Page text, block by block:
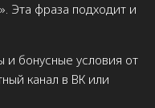
Эта фраза подходит и
и бонусные условия от
канал в ВК или